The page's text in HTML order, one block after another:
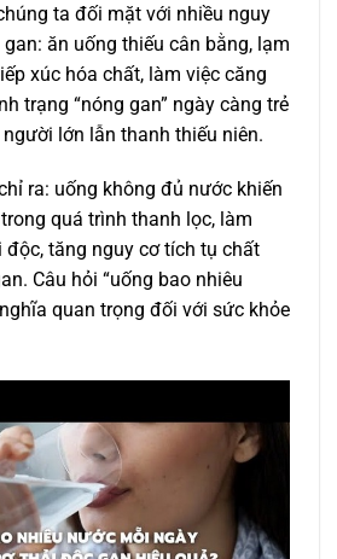
ta đối mặt với nhiều nguy
ăn uống thiếu cân bằng, lạm
xúc hóa chất, làm việc căng
trạng “nóng gan” ngày càng trẻ
lớn lẫn thanh thiếu niên.
ra: uống không đủ nước khiến
quá trình thanh lọc, làm
tăng nguy cơ tích tụ chất
Câu hỏi “uống bao nhiêu
quan trọng đối với sức khỏe